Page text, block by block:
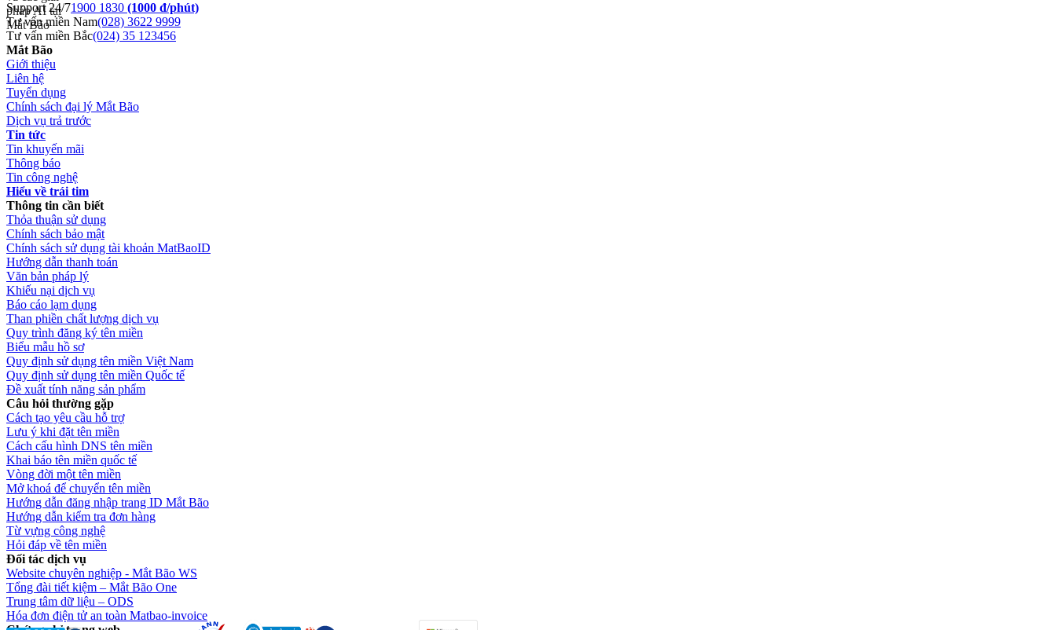
Support 24/71900 1830 (1000 đ/phút)
Tư vấn miền Nam(028) 3622 9999
Tư vấn miền Bắc(024) 35 123456
Mắt Bão
Giới thiệu
Liên hệ
Tuyển dụng
Chính sách đại lý Mắt Bão
Dịch vụ trả trước
Tin tức
Tin khuyến mãi
Thông báo
Tin công nghệ
Hiểu về trái tim
Thông tin cần biết
Thỏa thuận sử dụng
Chính sách bảo mật
Chính sách sử dụng tài khoản MatBaoID
Hướng dẫn thanh toán
Văn bản pháp lý
Khiếu nại dịch vụ
Báo cáo lạm dụng
Than phiền chất lượng dịch vụ
Quy trình đăng ký tên miền
Biểu mẫu hồ sơ
Quy định sử dụng tên miền Việt Nam
Quy định sử dụng tên miền Quốc tế
Đề xuất tính năng sản phẩm
Câu hỏi thường gặp
Cách tạo yêu cầu hỗ trợ
Lưu ý khi đặt tên miền
Cách cấu hình DNS tên miền
Khai báo tên miền quốc tế
Vòng đời một tên miền
Mở khoá để chuyển tên miền
Hướng dẫn đăng nhập trang ID Mắt Bão
Hướng dẫn kiểm tra đơn hàng
Từ vựng công nghệ
Hỏi đáp về tên miền
Đối tác dịch vụ
Website chuyên nghiệp - Mắt Bão WS
Tổng đài tiết kiệm – Mắt Bão One
Trung tâm dữ liệu – ODS
Hóa đơn điện tử an toàn Matbao-invoice